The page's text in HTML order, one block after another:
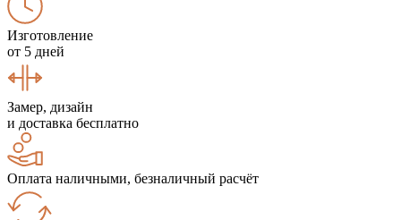
Изготовление
от 5 дней
Замер, дизайн
и доставка бесплатно
Оплата наличными, безналичный расчёт